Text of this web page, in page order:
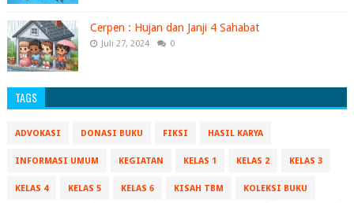
Cerpen : Hujan dan Janji 4 Sahabat
Juli 27, 2024 0
TAGS
ADVOKASI DONASI BUKU FIKSI HASIL KARYA
INFORMASI UMUM KEGIATAN KELAS 1 KELAS 2 KELAS 3
KELAS 4 KELAS 5 KELAS 6 KISAH TBM KOLEKSI BUKU